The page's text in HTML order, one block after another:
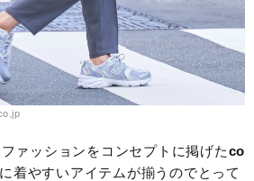
ァッションをコンセプトに掲げたco
着やすいアイテムが揃うのでとって